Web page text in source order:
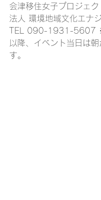
会津移住女子プロジェ
法人 環境地域文化エナ
TEL 090-1931-5607
以降、イベント当日は
す。